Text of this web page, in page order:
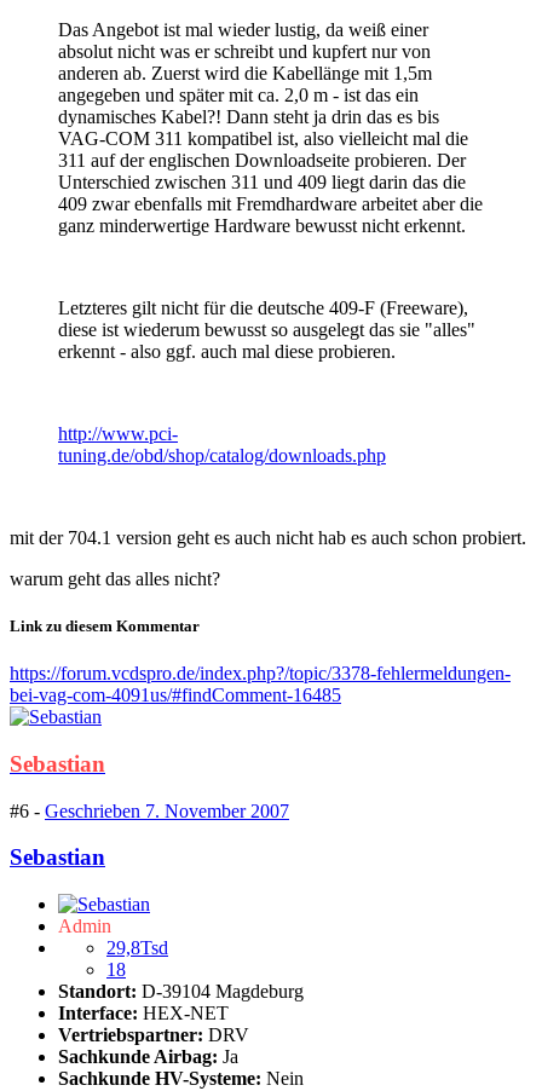
Das Angebot ist mal wieder lustig, da weiß einer
absolut nicht was er schreibt und kupfert nur von
anderen ab. Zuerst wird die Kabellänge mit 1,5m
angegeben und später mit ca. 2,0 m - ist das ein
dynamisches Kabel?! Dann steht ja drin das es bis
VAG-COM 311 kompatibel ist, also vielleicht mal die
311 auf der englischen Downloadseite probieren. Der
Unterschied zwischen 311 und 409 liegt darin das die
409 zwar ebenfalls mit Fremdhardware arbeitet aber die
ganz minderwertige Hardware bewusst nicht erkennt.
Letzteres gilt nicht für die deutsche 409-F (Freeware),
diese ist wiederum bewusst so ausgelegt das sie "alles"
erkennt - also ggf. auch mal diese probieren.
http://www.pci-
tuning.de/obd/shop/catalog/downloads.php
mit der 704.1 version geht es auch nicht hab es auch schon probiert.
warum geht das alles nicht?
Link zu diesem Kommentar
https://forum.vcdspro.de/index.php?/topic/3378-fehlermeldungen-
bei-vag-com-4091us/#findComment-16485
Sebastian
#6 - Geschrieben 7. November 2007
Sebastian
Admin
29,8Tsd
18
Standort: D-39104 Magdeburg
Interface: HEX-NET
Vertriebspartner: DRV
Sachkunde Airbag: Ja
Sachkunde HV-Systeme: Nein